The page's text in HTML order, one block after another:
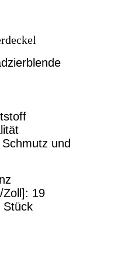
und
Zoll]: 19
Stück